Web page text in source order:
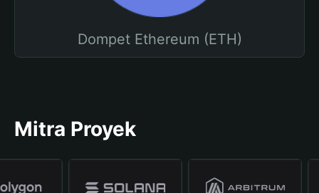
Dompet Ethereum (ETH)
Mitra Proyek